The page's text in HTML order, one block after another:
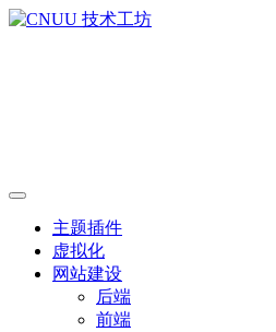
主题插件
虚拟化
网站建设
后端
前端